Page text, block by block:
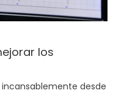
los
desde